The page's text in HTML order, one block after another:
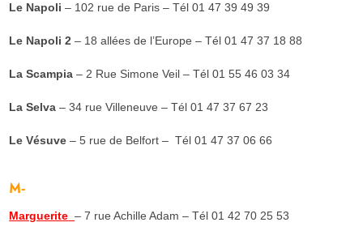
Le Napoli – 102 rue de Paris – Tél01 47 39 49 39
Le Napoli 2 – 18 allées de l’Europe – Tél01 47 37 18 88
La Scampia – 2 Rue Simone Veil – Tél 01 55 46 03 34
La Selva – 34 rue Villeneuve – Tél01 47 37 67 23
Le Vésuve – 5 rue de Belfort – Tél01 47 37 06 66
M-
Marguerite – 7 rue Achille Adam – Tél 01 42 70 25 53